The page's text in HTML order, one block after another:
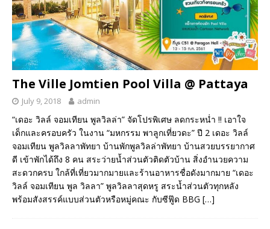
The Ville Jomtien Pool Villa @ Pattaya
July 9, 2018 admin
“เดอะ วิลล์ จอมเทียน พูลวิลล่า” จัดโปรพิเศษ ลดกระหน่ำ !! เอาใจ
เด็กและครอบครัว ในงาน “มหกรรม พาลูกเที่ยวดะ” ปี 2 เดอะ วิลล์
จอมเทียน พูลวิลลาพัทยา บ้านพักพูลวิลล่าพัทยา บ้านสวยบรรยากาศ
ดี เข้าพักได้ถึง 8 คน สระว่ายน้ำส่วนตัวติดตัวบ้าน สิ่งอำนวยความ
สะดวกครบ ใกล้ที่เที่ยวมากมายและร้านอาหารชื่อดังมากมาย “เดอะ
วิลล์ จอมเทียน พูล วิลลา” พูลวิลลาสุดหรู สระน้ำส่วนตัวทุกหลัง
พร้อมสังสรรค์แบบส่วนตัวหรือหมู่คณะ กับซีฟู๊ด BBG […]